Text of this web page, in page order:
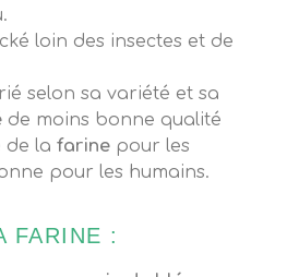
loin des insectes et de
selon sa variété et sa
de moins bonne qualité
de la farine pour les
pour les humains.
FARINE :